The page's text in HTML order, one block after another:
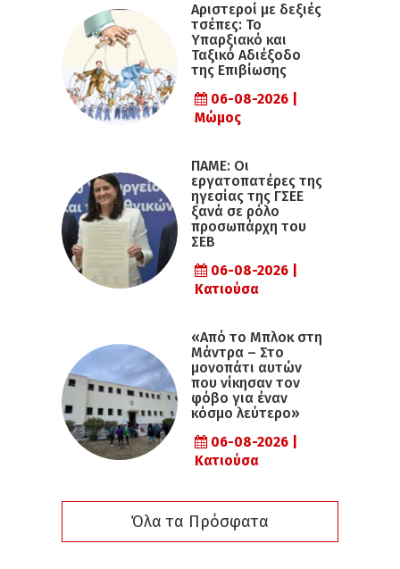
Αριστεροί με δεξιές
τσέπες: Το
Υπαρξιακό και
Ταξικό Αδιέξοδο
της Επιβίωσης
06-08-2026 |
Μώμος
ΠΑΜΕ: Οι
εργατοπατέρες της
ηγεσίας της ΓΣΕΕ
ξανά σε ρόλο
προσωπάρχη του
ΣΕΒ
06-08-2026 |
Κατιούσα
«Από το Μπλοκ στη
Μάντρα – Στο
μονοπάτι αυτών
που νίκησαν τον
φόβο για έναν
κόσμο λεύτερο»
06-08-2026 |
Κατιούσα
Όλα τα Πρόσφατα